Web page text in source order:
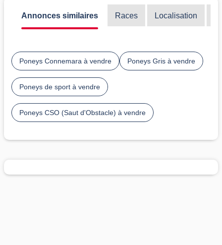
Annonces similaires Races Localisation
Poneys Connemara à vendre Poneys Gris à vendre
Poneys de sport à vendre
Poneys CSO (Saut d'Obstacle) à vendre